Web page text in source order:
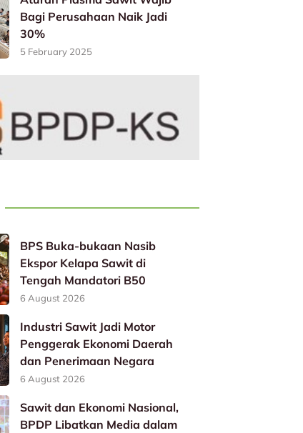
Bagi Perusahaan Naik Jadi
30%
5 February 2025
BPS Buka-bukaan Nasib
Ekspor Kelapa Sawit di
Tengah Mandatori B50
6 August 2026
Industri Sawit Jadi Motor
Penggerak Ekonomi Daerah
dan Penerimaan Negara
6 August 2026
Sawit dan Ekonomi Nasional,
BPDP Libatkan Media dalam